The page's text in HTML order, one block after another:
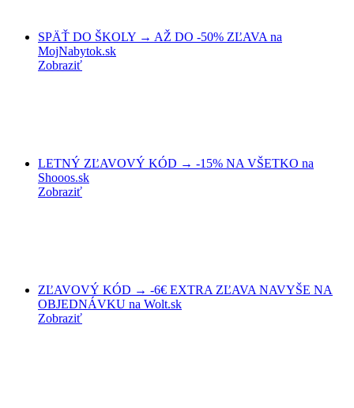
SPÄŤ DO ŠKOLY → AŽ DO -50% ZĽAVA na
MojNabytok.sk
Zobraziť
LETNÝ ZĽAVOVÝ KÓD → -15% NA VŠETKO na
Shooos.sk
Zobraziť
ZĽAVOVÝ KÓD → -6€ EXTRA ZĽAVA NAVYŠE NA
OBJEDNÁVKU na Wolt.sk
Zobraziť